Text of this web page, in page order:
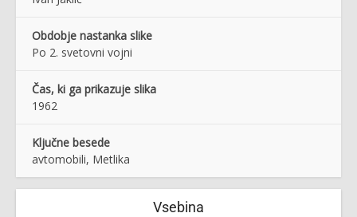
Obdobje nastanka slike
Po 2. svetovni vojni
Čas, ki ga prikazuje slika
1962
Ključne besede
avtomobili, Metlika
Vsebina